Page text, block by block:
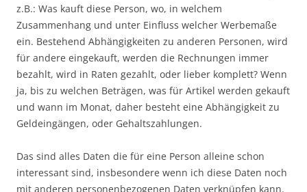
z.B.: Was kauft diese Person, wo, in welchem
Zusammenhang und unter Einfluss welcher Werbemaße
ein. Bestehend Abhängigkeiten zu anderen Personen, wird
für andere eingekauft, werden die Rechnungen immer
bezahlt, wird in Raten gezahlt, oder lieber komplett? Wenn
ja, bis zu welchen Beträgen, was für Artikel werden gekauft
und wann im Monat, daher besteht eine Abhängigkeit zu
Geldeingängen, oder Gehaltszahlungen.
Das sind alles Daten die für eine Person alleine schon
interessant sind, insbesondere wenn ich diese Daten noch
mit anderen personenbezogenen Daten verknüpfen kann.